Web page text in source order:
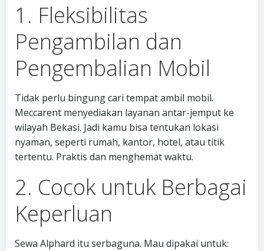
1. Fleksibilitas
Pengambilan dan
Pengembalian Mobil
Tidak perlu bingung cari tempat ambil mobil.
Meccarent menyediakan layanan antar-jemput ke
wilayah Bekasi. Jadi kamu bisa tentukan lokasi
nyaman, seperti rumah, kantor, hotel, atau titik
tertentu. Praktis dan menghemat waktu.
2. Cocok untuk Berbagai
Keperluan
Sewa Alphard itu serbaguna. Mau dipakai untuk: